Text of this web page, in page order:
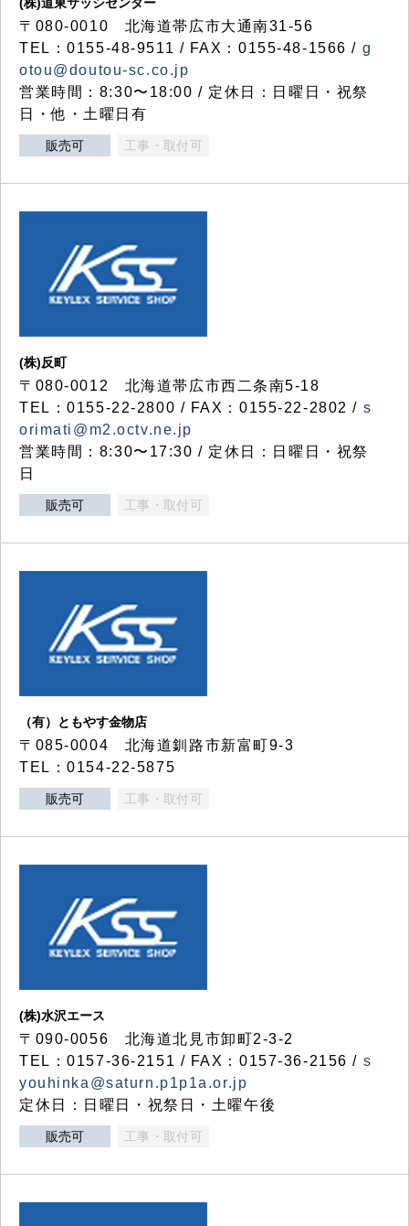
〒080-0010 北海道帯広市大通南31-56
TEL：0155-48-9511 / FAX：0155-48-1566 / g
otou@doutou-sc.co.jp
営業時間：8:30〜18:00 / 定休日：日曜日・祝祭
日・他・土曜日有
販売可 工事・取付可
(株)反町
〒080-0012 北海道帯広市西二条南5-18
TEL：0155-22-2800 / FAX：0155-22-2802 / s
orimati@m2.octv.ne.jp
営業時間：8:30〜17:30 / 定休日：日曜日・祝祭
日
販売可 工事・取付可
（有）ともやす金物店
〒085-0004 北海道釧路市新富町9-3
TEL：0154-22-5875
販売可 工事・取付可
(株)水沢エース
〒090-0056 北海道北見市卸町2-3-2
TEL：0157-36-2151 / FAX：0157-36-2156 / s
youhinka@saturn.p1p1a.or.jp
定休日：日曜日・祝祭日・土曜午後
販売可 工事・取付可